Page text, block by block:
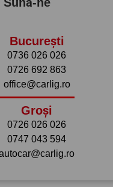
București
0736 026 026
0726 692 863
office@carlig.ro
Groși
0726 026 026
0747 043 594